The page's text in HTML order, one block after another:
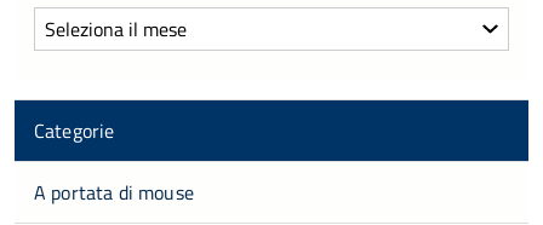
Archivi
Categorie
A portata di mouse